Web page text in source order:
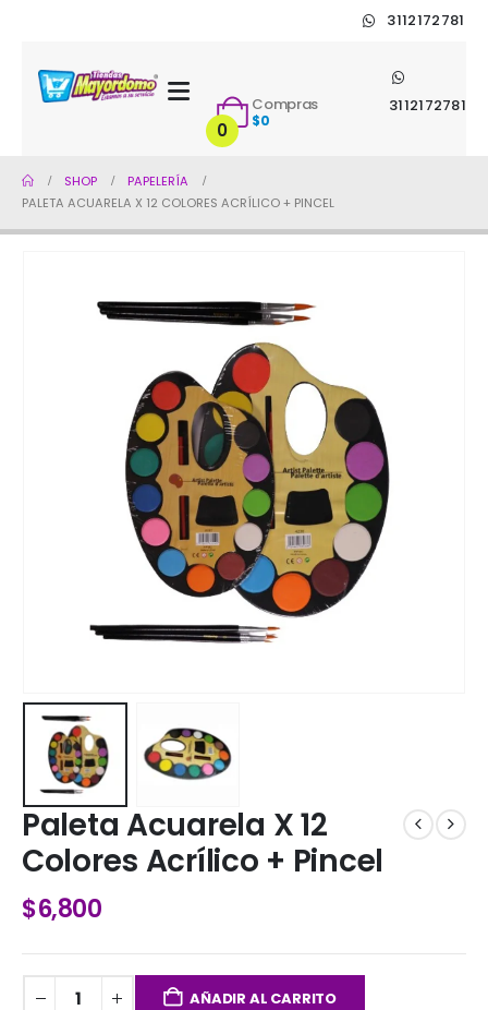
3112172781
3112172781
0
Compras
$0
SHOP
PAPELERÍA
PALETA ACUARELA X 12 COLORES ACRÍLICO + PINCEL
Paleta Acuarela X 12
Colores Acrílico + Pincel
$6,800
AÑADIR AL CARRITO